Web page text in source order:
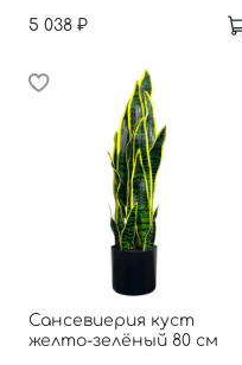
5 038 ₽
Сансевиерия куст
желто-зелёный 80 см